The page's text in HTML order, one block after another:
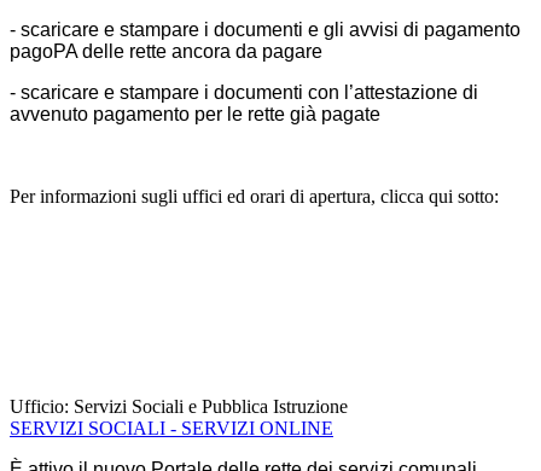
- scaricare e stampare i documenti e gli avvisi di pagamento
pagoPA delle rette ancora da pagare
- scaricare e stampare i documenti con l’attestazione di
avvenuto pagamento per le rette già pagate
Per informazioni sugli uffici ed orari di apertura, clicca qui sotto:
Ufficio: Servizi Sociali e Pubblica Istruzione
SERVIZI SOCIALI - SERVIZI ONLINE